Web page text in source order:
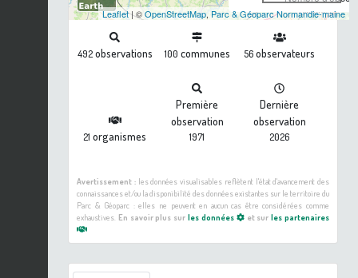
Leaflet| ©OpenStreetMap, Parc & Géoparc Normandie-maine
492 observations 100 communes 56observateurs
21 organismes
Première
observation
1971
Dernière
observation
2026
Avertissement :les données visualisables reflètent l'état d'avancement des
connaissances et/ou la disponibilité des données existantes sur le territoire du
Parc & Géoparc : elles ne peuvent en aucun cas être considérées comme
exhaustives. En savoir plus sur les données et surles partenaires